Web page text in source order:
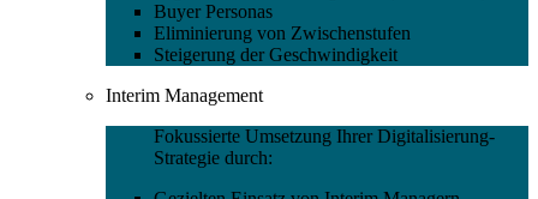
Buyer Personas
Eliminierung von Zwischenstufen
Steigerung der Geschwindigkeit
Interim Management
Fokussierte Umsetzung Ihrer Digitalisierung-
Strategie durch: